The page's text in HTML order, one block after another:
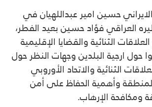
الايراني حسين امير عبداللهيان في
العراقي فؤاد حسين بعيد الفطر،
الثنائية والقضايا الإقليمية
حول ارجية البلدين وجهات النظر حول
الثنائية والاتحاد الأوروبي
وأهمية الحفاظ على أمن
ومكافحة الإرهاب.